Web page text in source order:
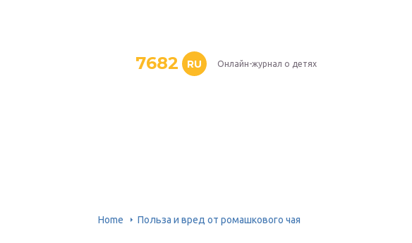
7682 RU Онлайн-журнал о детях
Home Польза и вред от ромашкового чая